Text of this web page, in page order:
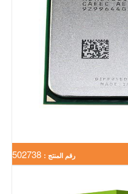
رقم المنتج :